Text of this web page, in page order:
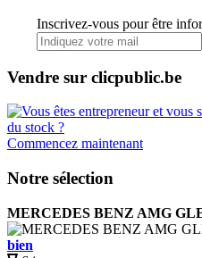
Inscrivez-vous pour être
Vendre sur clicpublic.be
Commencez maintenant
Notre sélection
MERCEDES BENZ AMG
bien